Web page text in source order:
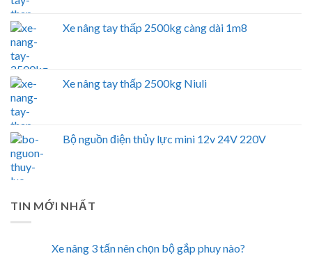
Xe nâng tay thấp 2500kg càng dài 1m8
Xe nâng tay thấp 2500kg Niuli
Bộ nguồn điện thủy lực mini 12v 24V 220V
TIN MỚI NHẤT
Xe nâng 3 tấn nên chọn bộ gắp phuy nào?